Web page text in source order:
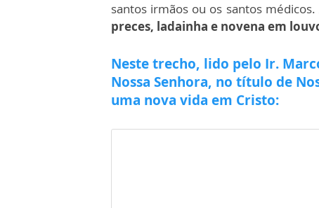
santos irmãos ou os santos
preces, ladainha e novena em
Neste trecho, lido pelo Ir.
Nossa Senhora, no título de
uma nova vida em Cristo: